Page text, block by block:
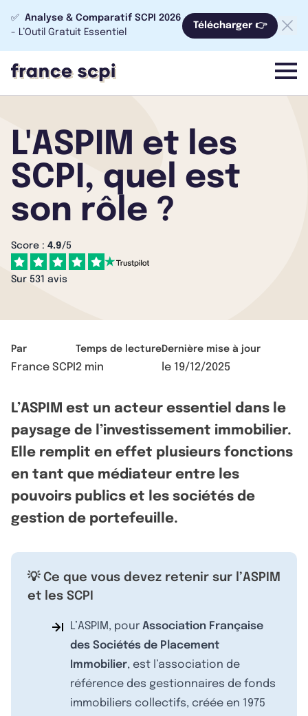
✅ Analyse & Comparatif SCPI 2026
- L’Outil Gratuit Essentiel
Télécharger 👉
menu
L'ASPIM et les
SCPI, quel est
son rôle ?
Score : 4.9/5
Sur 531 avis
Par
France SCPI
Temps de lecture
2 min
Dernière mise à jour
le 19/12/2025
L’ASPIM est un acteur essentiel dans le
paysage de l’investissement immobilier.
Elle remplit en effet plusieurs fonctions
en tant que médiateur entre les
pouvoirs publics et les sociétés de
gestion de portefeuille.
💡 Ce que vous devez retenir sur l’ASPIM
et les SCPI
L’ASPIM, pour Association Française
des Sociétés de Placement
Immobilier, est l’association de
référence des gestionnaires de fonds
immobiliers collectifs, créée en 1975